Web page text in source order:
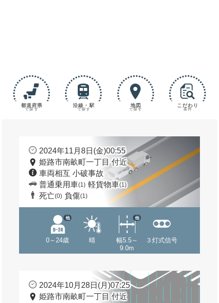
都道府県
で探す
沿線・駅
で探す
地図
で探す
こだわり
条件
2024年11月8日(金)00:55
姫路市南畝町一丁目 付近
車両相互 小破事故
普通乗用車(1) 軽貨物車(1)
死亡(0) 負傷(1)
0～24歳
他
晴
幅5.5～
9.0m
他
３灯式信号
2024年10月28日(月)07:25
姫路市南畝町一丁目 付近